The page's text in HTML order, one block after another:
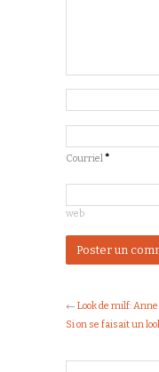
Courriel *
web
← Look de milf: Anne
Si on se faisait un